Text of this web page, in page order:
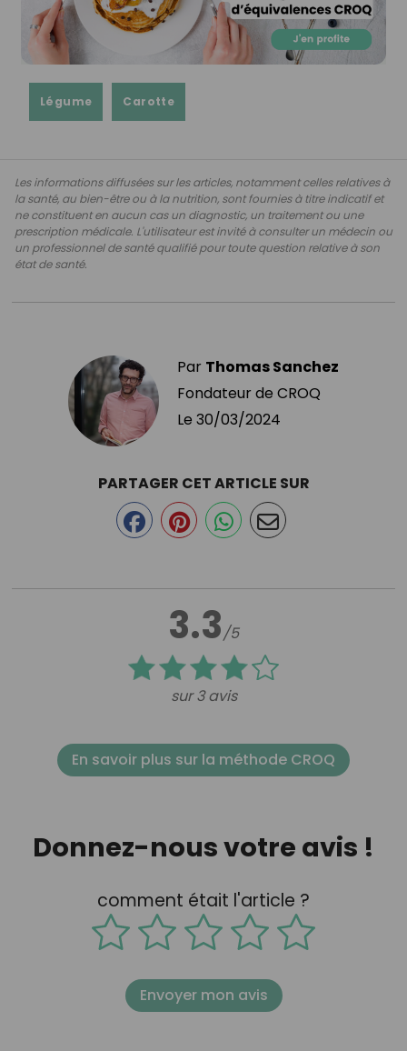
Légume Carotte
Les informations diffusées sur les articles, notamment celles relatives à
la santé, au bien-être ou à la nutrition, sont fournies à titre indicatif et
ne constituent en aucun cas un diagnostic, un traitement ou une
prescription médicale. L'utilisateur est invité à consulter un médecin ou
un professionnel de santé qualifié pour toute question relative à son
état de santé.
Par Thomas Sanchez
Fondateur de CROQ
Le 30/03/2024
3.3/5
sur 3 avis
PARTAGER CET ARTICLE SUR
En savoir plus sur la méthode CROQ
Donnez-nous votre avis !
comment était l'article ?
Envoyer mon avis